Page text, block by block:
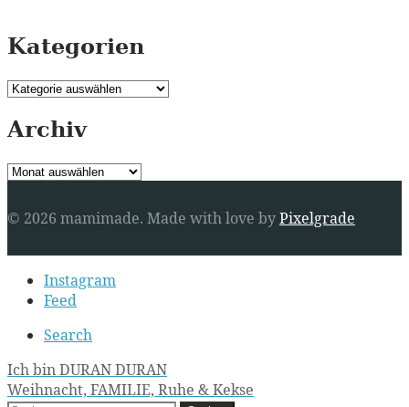
Kategorien
Kategorien
Archiv
Archiv
© 2026 mamimade. Made with love byPixelgrade
Secondary
navigationInstagram
Feed
Search
Post
navigation
Ich bin DURAN DURAN
Weihnacht, FAMILIE, Ruhe & Kekse